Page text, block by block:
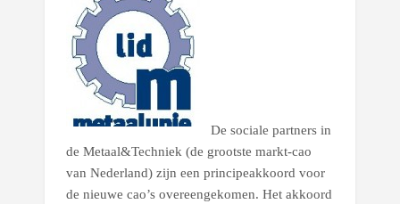
De sociale partners in
de Metaal&Techniek (de grootste markt-cao
van Nederland) zijn een principeakkoord voor
de nieuwe cao’s overeengekomen. Het akkoord